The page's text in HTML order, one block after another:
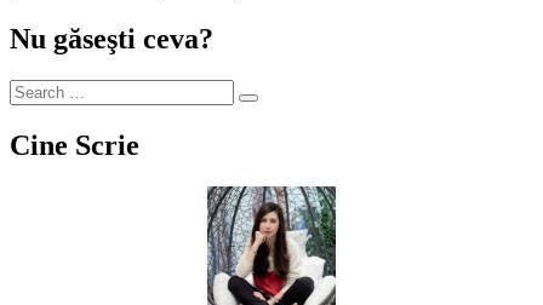
Nu găseşti ceva?
Cine Scrie